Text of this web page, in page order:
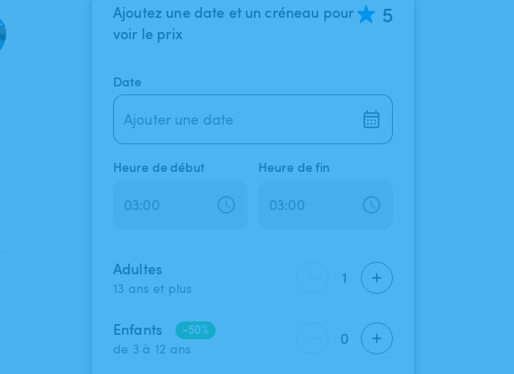
Ajoutez une date et un créneau pour
voir le prix
5
Date
Ajouter une date
Heure de début Heure de fin
Adultes
13 ans et plus
1
Enfants
-50%
de 3 à 12 ans
0